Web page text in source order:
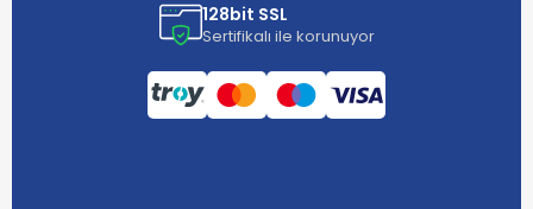
128bit SSL
Sertifikalı ile korunuyor